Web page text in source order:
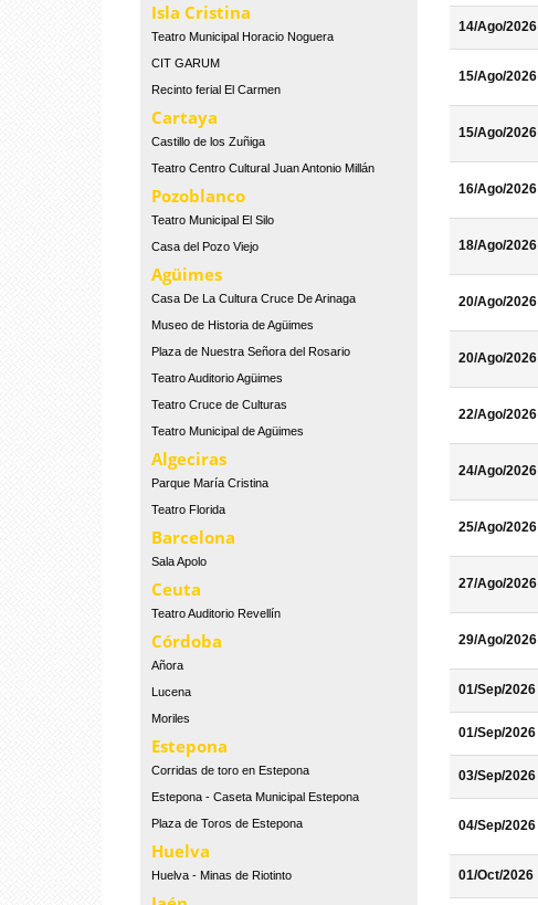
Isla Cristina
Teatro Municipal Horacio Noguera
CIT GARUM
Recinto ferial El Carmen
Cartaya
Castillo de los Zuñiga
Teatro Centro Cultural Juan Antonio Millán
Pozoblanco
Teatro Municipal El Silo
Casa del Pozo Viejo
Agüimes
Casa De La Cultura Cruce De Arinaga
Museo de Historia de Agüimes
Plaza de Nuestra Señora del Rosario
Teatro Auditorio Agüimes
Teatro Cruce de Culturas
Teatro Municipal de Agüimes
Algeciras
Parque María Cristina
Teatro Florida
Barcelona
Sala Apolo
Ceuta
Teatro Auditorio Revellín
Córdoba
Añora
Lucena
Moriles
Estepona
Corridas de toro en Estepona
Estepona - Caseta Municipal Estepona
Plaza de Toros de Estepona
Huelva
Huelva - Minas de Riotinto
14/Ago/2026
15/Ago/2026
15/Ago/2026
16/Ago/2026
18/Ago/2026
20/Ago/2026
20/Ago/2026
22/Ago/2026
24/Ago/2026
25/Ago/2026
27/Ago/2026
29/Ago/2026
01/Sep/2026
01/Sep/2026
03/Sep/2026
04/Sep/2026
01/Oct/2026